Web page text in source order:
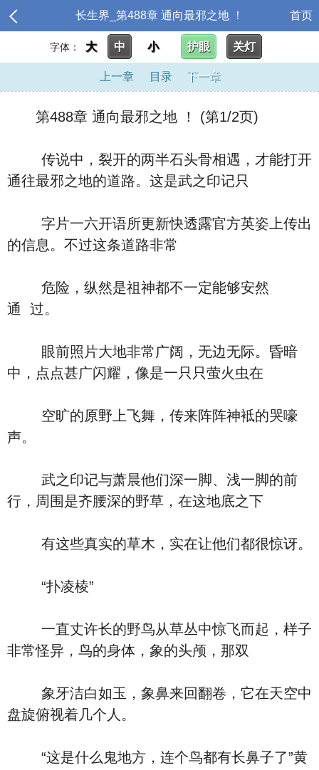
长生界_第488章 通向最邪之地 ！ 首页
字体： 大 中 小 护眼 关灯
上一章 目录 下一章
第488章 通向最邪之地 ！ (第1/2页)
传说中，裂开的两半石头骨相遇，才能打开
通往最邪之地的道路。这是武之印记只
字片一六开语所更新快透露官方英姿上传出
的信息。不过这条道路非常
危险，纵然是祖神都不一定能够安然
通 过。
眼前照片大地非常广阔，无边无际。昏暗
中，点点甚广闪耀，像是一只只萤火虫在
空旷的原野上飞舞，传来阵阵神袛的哭嚎
声。
武之印记与萧晨他们深一脚、浅一脚的前
行，周围是齐腰深的野草，在这地底之下
有这些真实的草木，实在让他们都很惊讶。
“扑凌棱”
一直丈许长的野鸟从草丛中惊飞而起，样子
非常怪异，鸟的身体，象的头颅，那双
象牙洁白如玉，象鼻来回翻卷，它在天空中
盘旋俯视着几个人。
“这是什么鬼地方，连个鸟都有长鼻子了”黄